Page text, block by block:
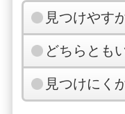
見つけやす
どちらとも
見つけにく